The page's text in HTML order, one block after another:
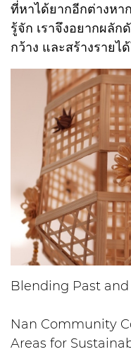
ที่หาได้ยากอีกต่างหา
รู้จัก เราจึงอยากผลัก
กว้าง และสร้างราย
Blending Past
Nan Community
Areas for